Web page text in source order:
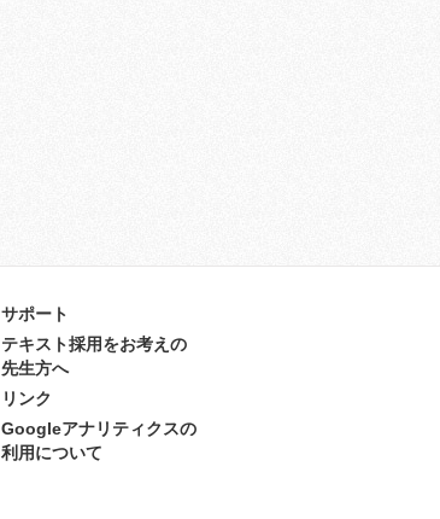
サポート
テキスト採用をお考えの
先生方へ
リンク
Googleアナリティクスの
利用について